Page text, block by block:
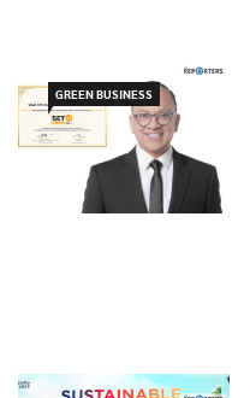
GREEN BUSINESS